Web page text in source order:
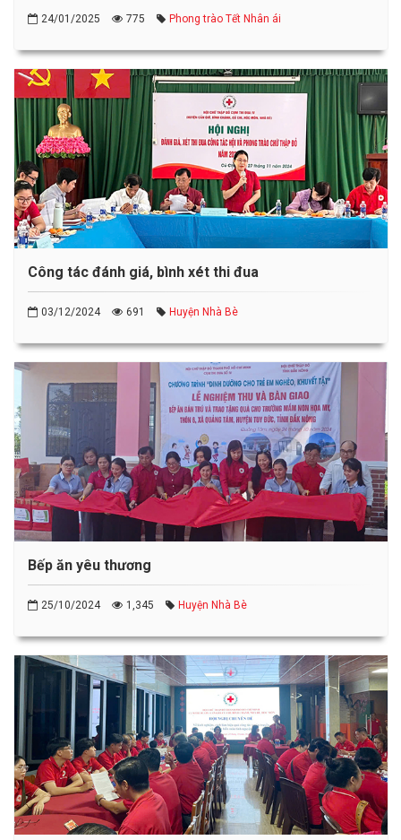
24/01/2025 775 Phong trào Tết Nhân ái
Công tác đánh giá, bình xét thi đua
03/12/2024 691 Huyện Nhà Bè
Bếp ăn yêu thương
25/10/2024 1,345 Huyện Nhà Bè